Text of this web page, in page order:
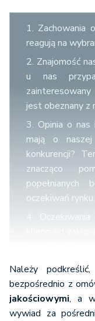
1. Zachowania
reagują na
2. Znajomość
u nas
jest obeznany z
3. Opinia o nas
mają o
konkurencji?
znacząco
oczekiwań rynku.
4.
5. Co motywuje
sprawiają, że
produktu B?
Należy
bezpośrednio z
jakościowymi, a
wywiad za